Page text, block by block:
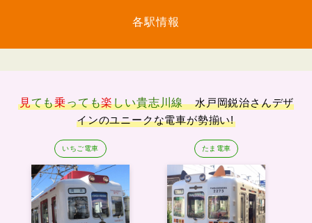
各駅情報
見ても乗っても楽しい貴志川線
水戸岡鋭治さんデザ
インのユニークな電車が勢揃い!
いちご電車 たま電車